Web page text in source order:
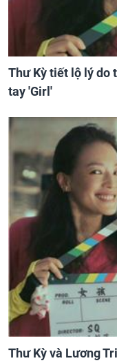
Thư Kỳ tiết lộ lý do
tay 'Girl'
Thư Kỳ và Lương